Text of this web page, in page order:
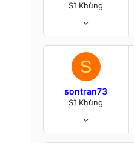
Sĩ Khùng
0
Hà Nội &.....
S
sontran73
Sĩ Khùng